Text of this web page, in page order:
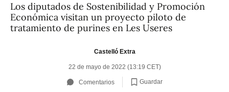
Los diputados de Sostenibilidad y Promoción
Económica visitan un proyecto piloto de
tratamiento de purines en Les Useres
Castelló Extra
22 de mayo de 2022 (13:19 CET)
Comentarios Guardar